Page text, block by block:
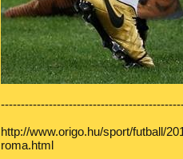
http://www.origo.hu/sport/futball/
roma.html